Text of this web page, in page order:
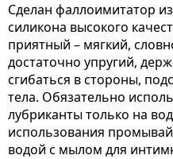
Сделан фаллоимитатор
силикона высокого
приятный – мягкий,
достаточно упругий,
сгибаться в стороны,
тела. Обязательно
лубриканты только на
использования
водой с мылом для